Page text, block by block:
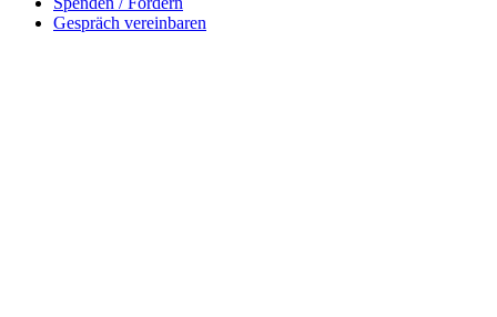
Gespräch vereinbaren